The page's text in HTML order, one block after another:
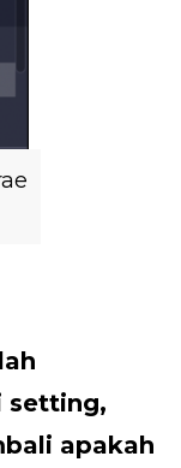
setting,
apakah